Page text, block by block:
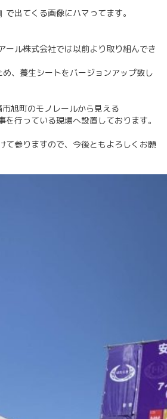
出てくる画像にハマってます。
ール株式会社では以前より取り組んでき
、養生シートをバージョンアップ致し
旭町のモノレールから見える
を行っている現場へ設置しております。
て参りますので、今後ともよろしくお願